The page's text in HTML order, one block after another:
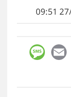
Facebook
Email